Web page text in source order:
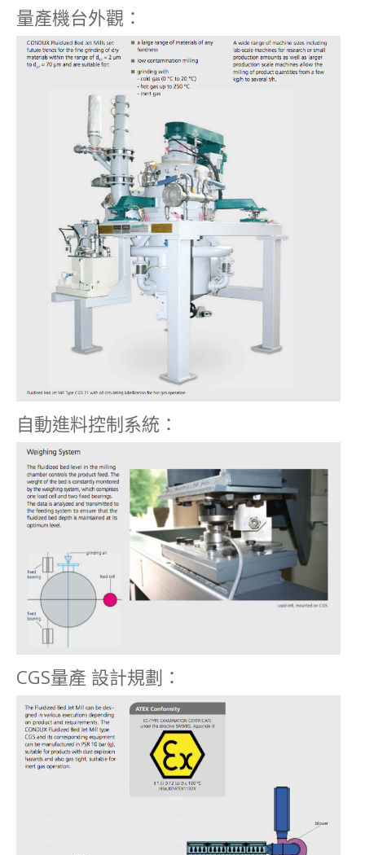
量產機台外觀：
自動進料控制系統：
CGS量產 設計規劃：